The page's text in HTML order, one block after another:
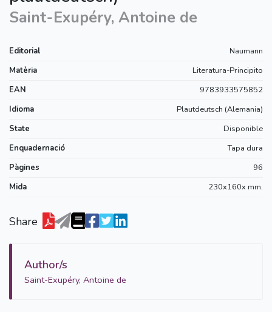
Saint-Exupéry, Antoine de
Editorial
Naumann
Matèria
Literatura-Principito
EAN
9783933575852
Idioma
Plautdeutsch (Alemania)
State
Disponible
Enquadernació
Tapa dura
Pàgines
96
Mida
230x160x mm.
Share
Author/s
Saint-Exupéry, Antoine de